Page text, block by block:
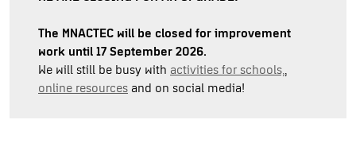
The MNACTEC will be closed for improvement
work until 17 September 2026.
We will still be busy with activities for schools,,
online resources and on social media!